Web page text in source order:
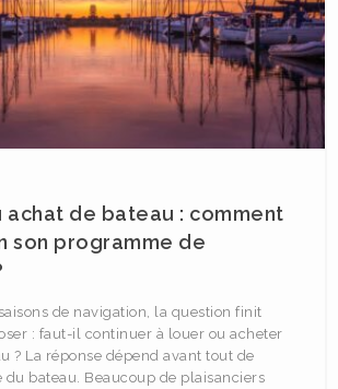
achat de bateau : comment
son programme de
de navigation, la question finit
: faut-il continuer à louer ou acheter
? La réponse dépend avant tout de
du bateau. Beaucoup de plaisanciers